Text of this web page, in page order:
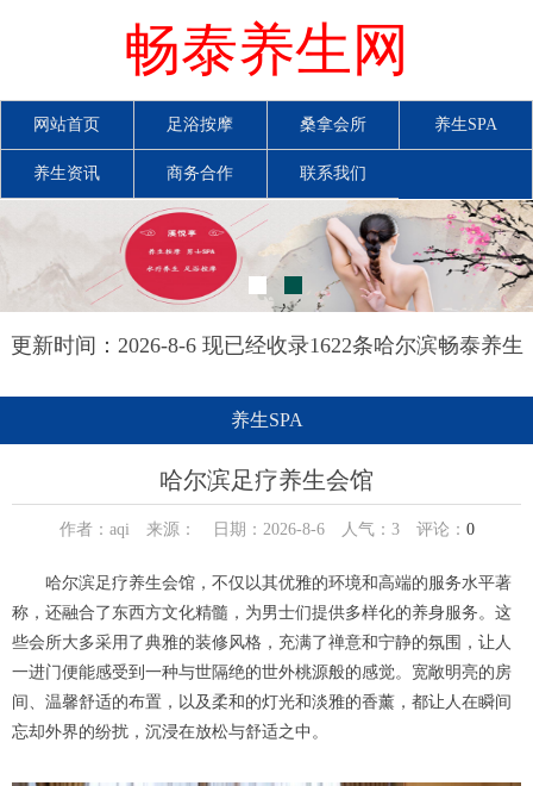
畅泰养生网
网站首页 足浴按摩 桑拿会所 养生SPA
养生资讯 商务合作 联系我们
更新时间：2026-8-6 现已经收录1622条哈尔滨畅泰养生
养生SPA
哈尔滨足疗养生会馆
作者：aqi 来源： 日期：2026-8-6 人气： 3评论： 0
哈尔滨足疗养生会馆，不仅以其优雅的环境和高端的服务水平著
称，还融合了东西方文化精髓，为男士们提供多样化的养身服务。这
些会所大多采用了典雅的装修风格，充满了禅意和宁静的氛围，让人
一进门便能感受到一种与世隔绝的世外桃源般的感觉。宽敞明亮的房
间、温馨舒适的布置，以及柔和的灯光和淡雅的香薰，都让人在瞬间
忘却外界的纷扰，沉浸在放松与舒适之中。